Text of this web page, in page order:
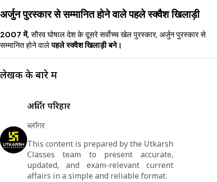
अर्जुन पुरस्कार से सम्मानित होने वाले पहले स्क्वैश खिलाड़ी
2007 में,सौरव घोषाल देश के दूसरे सर्वोच्च खेल पुरस्कार, अर्जुन पुरस्कार से
सम्मानित होने वालेपहले स्क्वैश खिलाड़ी बने।
लेखक के बारे में
अर्पित परिहार
ब्लॉगर
This content is prepared by the Utkarsh
Classes team to present accurate,
updated, and exam-relevant current
affairs in a simple and reliable format.